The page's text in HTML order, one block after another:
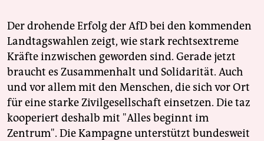
Der drohende Erfolg der AfD bei den kommenden
Landtagswahlen zeigt, wie stark rechtsextreme
Kräfte inzwischen geworden sind. Gerade jetzt
braucht es Zusammenhalt und Solidarität. Auch
und vor allem mit den Menschen, die sich vor Ort
für eine starke Zivilgesellschaft einsetzen. Die taz
kooperiert deshalb mit "Alles beginnt im
Zentrum". Die Kampagne unterstützt bundesweit